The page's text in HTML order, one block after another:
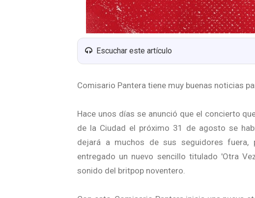
Escuchar este artículo
Comisario Pantera tiene muy buenas noticias
Hace unos días se anunció que el concierto
de la Ciudad el próximo 31 de agosto se
dejará a muchos de sus seguidores
entregado un nuevo sencillo titulado 'Otra
sonido del britpop noventero.